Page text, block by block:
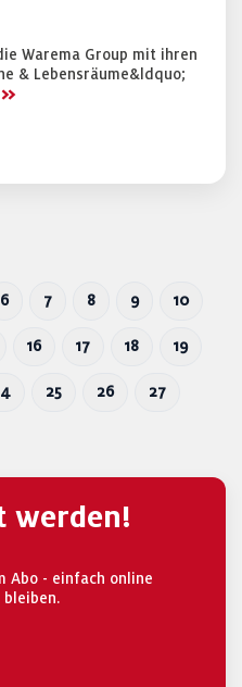
Warema Group mit ihren
& Lebensräume&ldquo;
>>
6 7 8 9 10
16 17 18 19
25 26 27
werden!
Abo - einfach online